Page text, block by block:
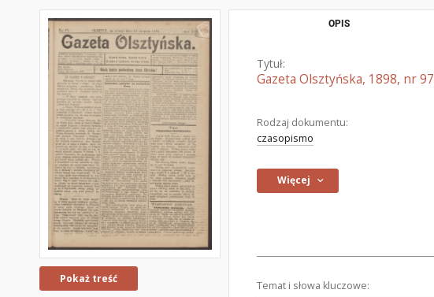
Pokaż treść
OPIS
Tytuł:
Gazeta Olsztyńska, 1898, nr 97
Rodzaj dokumentu:
czasopismo
Więcej
Temat i słowa kluczowe: